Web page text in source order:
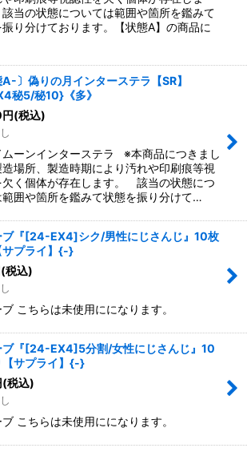
当の状態については範囲や箇所を鑑みて
り分けております。【状態A】の商品に
A-〕偽りの月インターステラ【SR】
秘5/秘10}《多》
円(税込)
ムーンインターステラ ※本商品につきまし
場所、製造時期により汚れや印刷痕等視
欠く個体が存在します。 該当の状態につ
範囲や箇所を鑑みて状態を振り分けて…
ブ『[24-EX4]シク/男性にじさんじ』10枚
サプライ】{-}
(税込)
こちらは未使用にになります。
ブ『[24-EX4]5分割/女性にじさんじ』10
【サプライ】{-}
(税込)
こちらは未使用にになります。